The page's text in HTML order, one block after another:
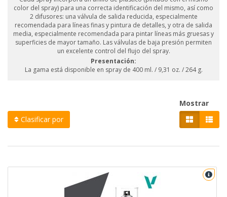
color del spray) para una correcta identificación del mismo, así como
2 difusores: una válvula de salida reducida, especialmente
recomendada para líneas finas y pintura de detalles, y otra de salida
media, especialmente recomendada para pintar líneas más gruesas y
superficies de mayor tamaño. Las válvulas de baja presión permiten
un excelente control del flujo del spray.
Presentación:
La gama está disponible en spray de 400 ml. / 9,31 oz. / 264 g.
Clasificar por
Mostrar